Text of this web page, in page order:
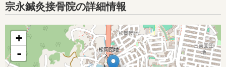
宗永鍼灸接骨院の詳細情報
+
-